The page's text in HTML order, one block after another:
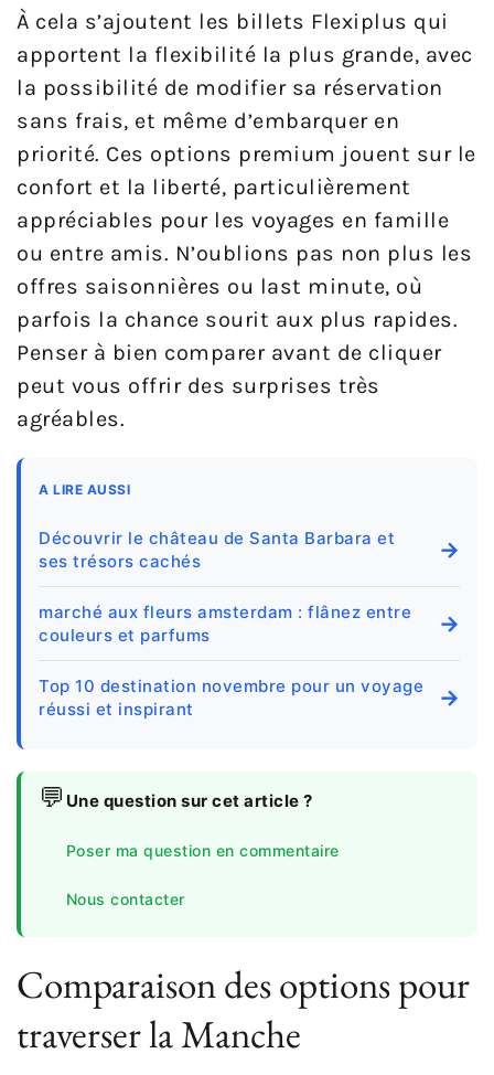
À cela s’ajoutent les billets Flexiplus qui
apportent la flexibilité la plus grande, avec
la possibilité de modifier sa réservation
sans frais, et même d’embarquer en
priorité. Ces options premium jouent sur le
confort et la liberté, particulièrement
appréciables pour les voyages en famille
ou entre amis. N’oublions pas non plus les
offres saisonnières ou last minute, où
parfois la chance sourit aux plus rapides.
Penser à bien comparer avant de cliquer
peut vous offrir des surprises très
agréables.
A LIRE AUSSI
Découvrir le château de Santa Barbara et
ses trésors cachés
→
marché aux fleurs amsterdam : flânez entre
couleurs et parfums
→
Top 10 destination novembre pour un voyage
réussi et inspirant
→
💬 Une question sur cet article ?
Poser ma question en commentaire
Nous contacter
Comparaison des options pour
traverser la Manche